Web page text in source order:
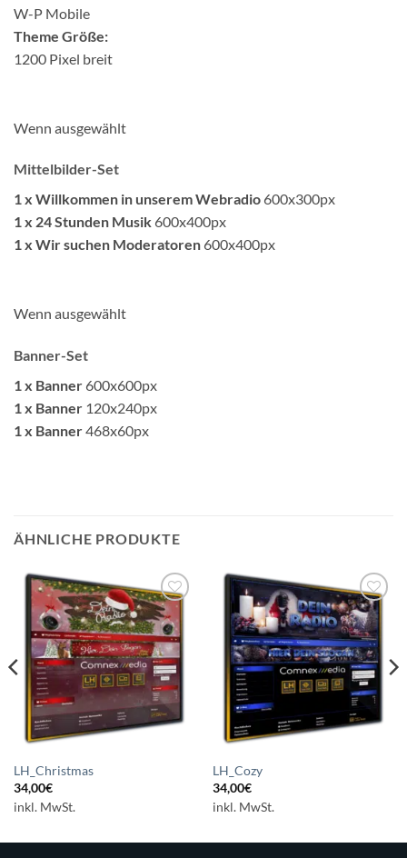
W-P Mobile
Theme Größe:
1200 Pixel breit
Wenn ausgewählt
Mittelbilder-Set
1 x Willkommen in unserem Webradio 600x300px
1 x 24 Stunden Musik 600x400px
1 x Wir suchen Moderatoren 600x400px
Wenn ausgewählt
Banner-Set
1 x Banner 600x600px
1 x Banner 120x240px
1 x Banner468x60px
ÄHNLICHE PRODUKTE
Auf die
Wunschliste
setzen
LH_Christmas
34,00€
inkl. MwSt.
Auf die
Wunschliste
setzen
LH_Cozy
34,00€
inkl. MwSt.